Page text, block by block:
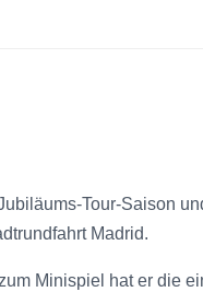
Tour-Saison
Madrid.
Minispiel hat er die